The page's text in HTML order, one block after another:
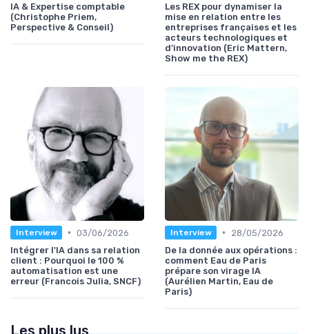
IA & Expertise comptable
(Christophe Priem,
Perspective & Conseil)
Les REX pour dynamiser la
mise en relation entre les
entreprises françaises et les
acteurs technologiques et
d’innovation (Eric Mattern,
Show me the REX)
Interview • 03/06/2026
Intégrer l'IA dans sa relation
client : Pourquoi le 100 %
automatisation est une
erreur (Francois Julia, SNCF)
Interview •
28/05/2026
De la donnée aux opérations :
comment Eau de Paris
prépare son virage IA
(Aurélien Martin, Eau de
Paris)
Les plus lus